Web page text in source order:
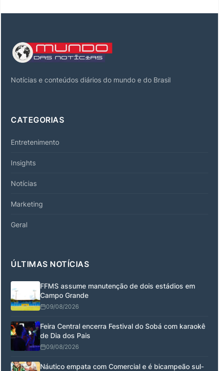
Notícias e conteúdos diários do mundo e do Brasil
CATEGORIAS
Entretenimento
Insights
Notícias
Marketing
Geral
ÚLTIMAS NOTÍCIAS
FFMS assume manutenção de dois estádios em
Campo Grande
09/08/2026
Feira Central encerra Festival do Sobá com karaokê
de Dia dos Pais
09/08/2026
Náutico empata com Comercial e é bicampeão sul-